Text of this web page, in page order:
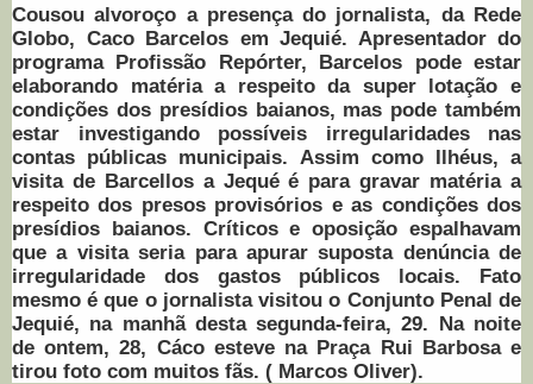
Cousou alvoroço a presença do jornalista, da Rede
Globo, Caco Barcelos em Jequié. Apresentador do
programa Profissão Repórter, Barcelos pode estar
elaborando matéria a respeito da super lotação e
condições dos presídios baianos, mas pode também
estar investigando possíveis irregularidades nas
contas públicas municipais. Assim como Ilhéus, a
visita de Barcellos a Jequé é para gravar matéria a
respeito dos presos provisórios e as condições dos
presídios baianos. Críticos e oposição espalhavam
que a visita seria para apurar suposta denúncia de
irregularidade dos gastos públicos locais. Fato
mesmo é que o jornalista visitou o Conjunto Penal de
Jequié, na manhã desta segunda-feira, 29. Na noite
de ontem, 28, Cáco esteve na Praça Rui Barbosa e
tirou foto com muitos fãs. ( Marcos Oliver).